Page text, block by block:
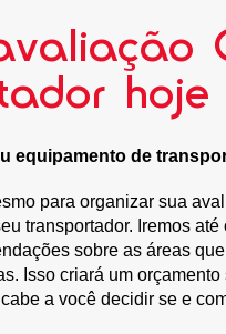
hoje
equipamento de
para organizar sua
transportador. Iremos
sobre as áreas
Isso criará um
a você decidir se e